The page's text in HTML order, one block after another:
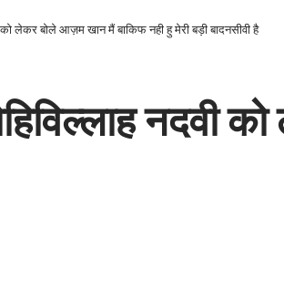
को लेकर बोले आज़म खान मैं बाकिफ नही हु मेरी बड़ी बादनसीवी है
नदवी